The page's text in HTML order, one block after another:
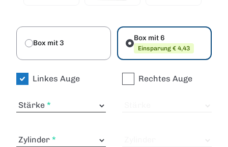
Box mit 3
Box mit 6
Einsparung € 4,43
Linkes Auge
Stärke
Zylinder
Rechtes Auge